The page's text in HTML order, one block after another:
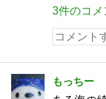
3件のコメ
もっちー